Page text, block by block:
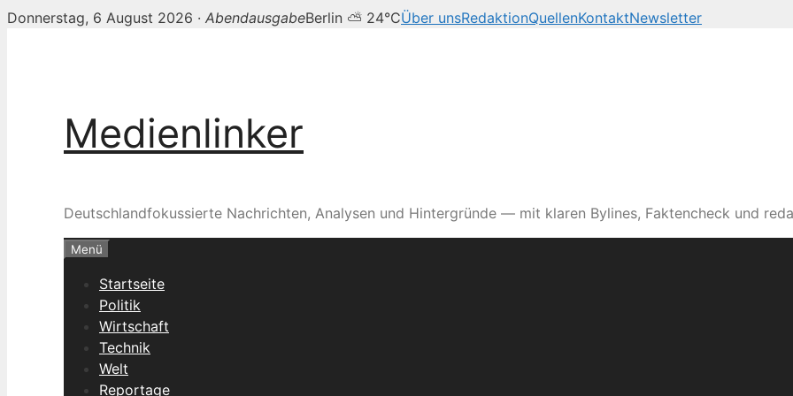
Donnerstag, 6 August 2026 · AbendausgabeBerlin ⛅ 24°CÜber unsRedaktionQuellenKontaktNewsletter
Medienlinker
Deutschlandfokussierte Nachrichten, Analysen und Hintergründe — mit klaren Bylines, Faktencheck und
Menü
Startseite
Politik
Wirtschaft
Technik
Welt
Reportage